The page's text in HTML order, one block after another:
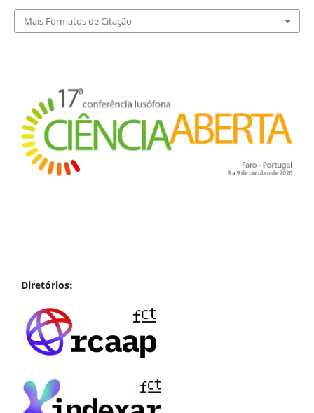
Mais Formatos de Citação
Diretórios: